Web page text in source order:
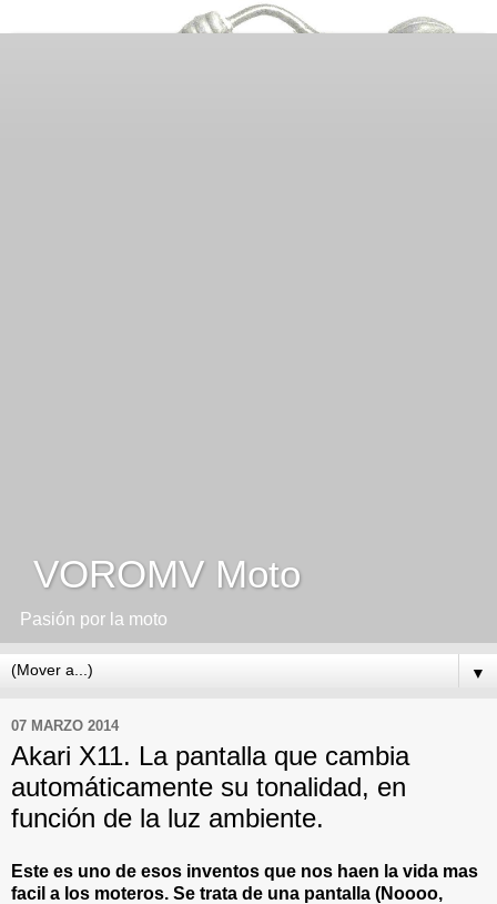
VOROMV Moto
Pasión por la moto
▼
07 MARZO 2014
Akari X11. La pantalla que cambia
automáticamente su tonalidad, en
función de la luz ambiente.
Este es uno de esos inventos que nos haen la vida mas
facil a los moteros. Se trata de una pantalla (Noooo,